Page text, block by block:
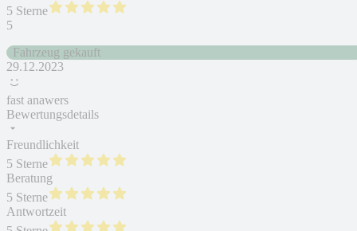
5 Sterne
5
Fahrzeug gekauft
29.12.2023
fast anawers
Bewertungsdetails
Freundlichkeit
5 Sterne
Beratung
5 Sterne
Antwortzeit